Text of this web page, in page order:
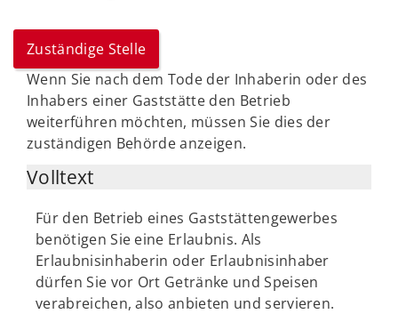
Zuständige Stelle
Wenn Sie nach dem Tode der Inhaberin oder des
Inhabers einer Gaststätte den Betrieb
weiterführen möchten, müssen Sie dies der
zuständigen Behörde anzeigen.
Volltext
Für den Betrieb eines Gaststättengewerbes
benötigen Sie eine Erlaubnis. Als
Erlaubnisinhaberin oder Erlaubnisinhaber
dürfen Sie vor Ort Getränke und Speisen
verabreichen, also anbieten und servieren.